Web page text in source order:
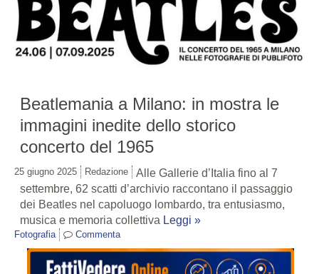
Beatlemania a Milano: in mostra le
immagini inedite dello storico
concerto del 1965
25 giugno 2025 Redazione
Alle Gallerie d’Italia fino al 7
settembre, 62 scatti d’archivio raccontano il passaggio
dei Beatles nel capoluogo lombardo, tra entusiasmo,
musica e memoria collettiva Leggi »
Fotografia Commenta